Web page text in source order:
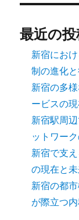
最近の
新宿にお
制の進化
新宿の多
ービスの
新宿駅周
ットワー
新宿で支
の現在と
新宿の都
が際立つ